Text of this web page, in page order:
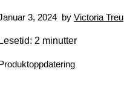
3, 2024 by Victoria Treu
Lesetid: 2 minutter